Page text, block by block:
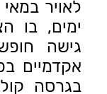
ימים, בו
גישה
אקדמיים
בגרסה